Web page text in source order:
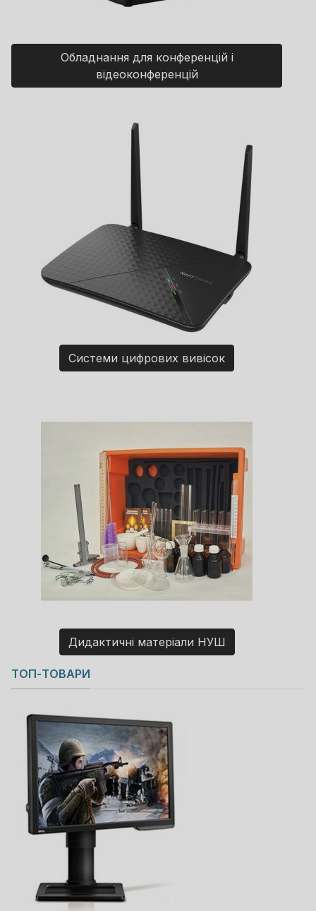
Обладнання для конференцій і
відеоконференцій
Системи цифрових вивісок
Дидактичні матеріали НУШ
Copyright MAXXmarketing GmbH
JoomShopping Download & Support
ТОП-ТОВАРИ